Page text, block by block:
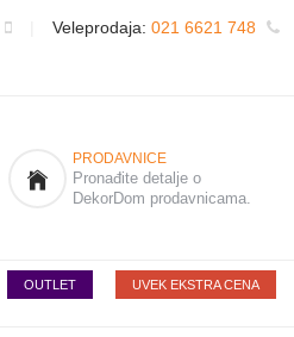
Veleprodaja: 021 6621 748
PRODAVNICE
Pronađite detalje o
DekorDom prodavnicama.
OUTLET UVEK EKSTRA CENA